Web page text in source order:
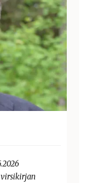
virsikirjan